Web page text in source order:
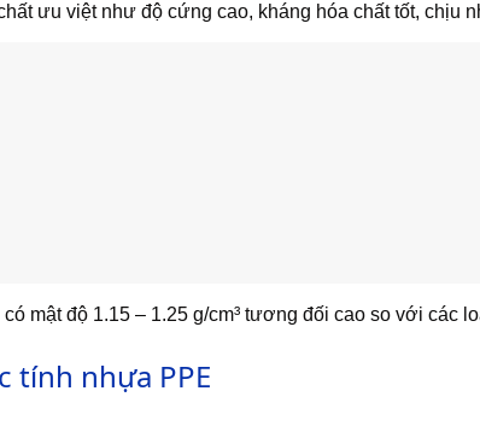
ưu việt như độ cứng cao, kháng hóa chất tốt, chịu
có mật độ 1.15 – 1.25 g/cm³ tương đối cao so với các
tính nhựa PPE